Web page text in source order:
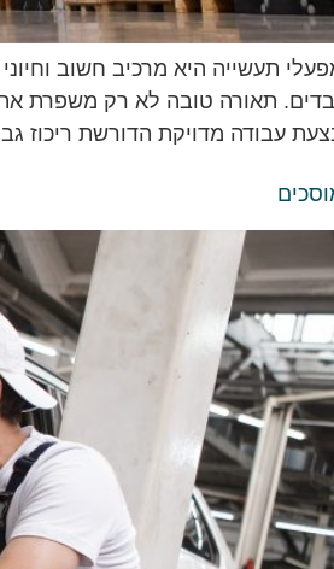
תעשייה היא מרכיב חשוב
תאורה טובה לא רק משפרת
עבודה מדויקת הדורשת ריכוז